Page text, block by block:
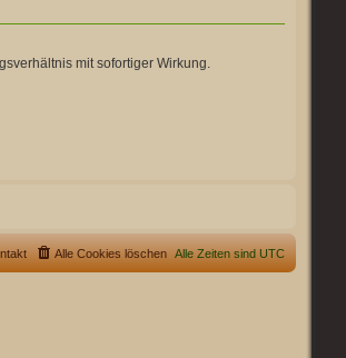
mit sofortiger Wirkung.
Alle Zeiten sind UTC
Alle Cookies löschen